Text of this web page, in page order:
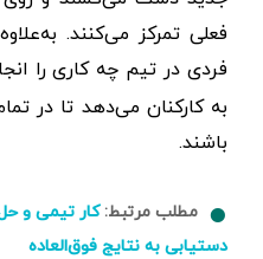
فعلی تمرکز می‌کنند.
فردی در تیم چه کاری را
به کارکنان می‌دهد تا در
باشند.
مطلب مرتبط:
دستیابی به نتایج فوق‌العاده